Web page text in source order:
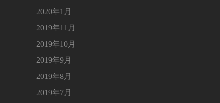
2020年1月
2019年11月
2019年10月
2019年9月
2019年8月
2019年7月